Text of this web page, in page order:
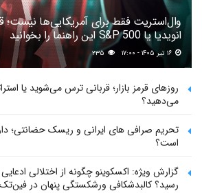
وال‌استریت فقط برای آمریکایی‌ها نیست؛
انویدیا یا S&P 500 این راهنما را بخوانید
۲۳۵
روزهای قرمز بازار؛ قربانی ترس می‌شوید یا
می‌دهید؟
تحریم صرافی های ایرانی و ریسک حضانتی؛
است؟
گزارش ویژه: اکسکوینو چگونه از اختلالی
رسید؟ کالبدشکافی ورشکستگی پنهان در فین‌تک